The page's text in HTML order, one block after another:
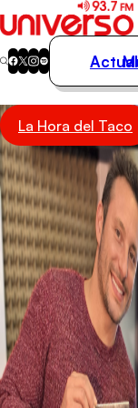
Actualidad
Música
Programas
Podcasts
Destacados
La Hora del Taco